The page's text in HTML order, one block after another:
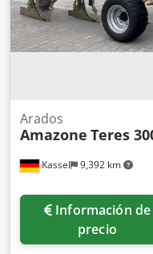
Kassel 9,392 km
Arados
Amazone Teres
Información de
precio